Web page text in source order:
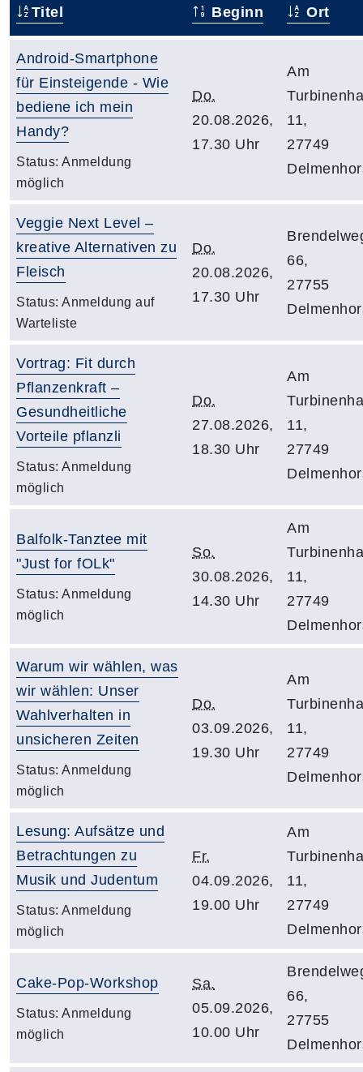
Titel Beginn Ort
Android-Smartphone
für Einsteigende - Wie
bediene ich mein
Handy?
Status: Anmeldung
möglich
Do.
20.08.2026,
17.30 Uhr
Am
11,
27749
Veggie Next Level –
kreative Alternativen zu
Fleisch
Status: Anmeldung auf
Warteliste
Do.
20.08.2026,
17.30 Uhr
66,
27755
Vortrag: Fit durch
Pflanzenkraft –
Gesundheitliche
Vorteile pflanzli
Status: Anmeldung
möglich
Do.
27.08.2026,
18.30 Uhr
Am
11,
27749
Balfolk-Tanztee mit
"Just for fOLk"
Status: Anmeldung
möglich
So.
30.08.2026,
14.30 Uhr
Am
11,
27749
Warum wir wählen, was
wir wählen: Unser
Wahlverhalten in
unsicheren Zeiten
Status: Anmeldung
möglich
Do.
03.09.2026,
19.30 Uhr
Am
11,
27749
Lesung: Aufsätze und
Betrachtungen zu
Musik und Judentum
Status: Anmeldung
möglich
Fr.
04.09.2026,
19.00 Uhr
Am
11,
27749
Cake-Pop-Workshop
Status: Anmeldung
möglich
Sa.
05.09.2026,
10.00 Uhr
66,
27755